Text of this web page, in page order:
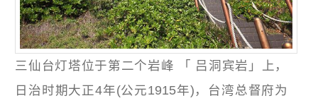
三仙台灯塔位于第二个岩峰 「 吕洞宾岩」上，
日治时期大正4年(公元1915年)，台湾总督府为